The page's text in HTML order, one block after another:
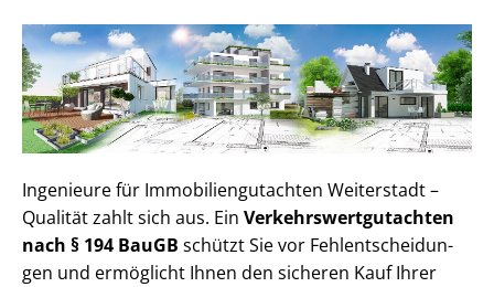
Ingenieure für Im­mo­bi­li­en­gut­ach­ten Weiterstadt –
Qualität zahlt sich aus. Ein Ver­kehrs­wert­gut­ach­ten
nach § 194 BauGB schützt Sie vor Fehl­ent­schei­dun­
gen und ermöglicht Ihnen den sicheren Kauf Ihrer